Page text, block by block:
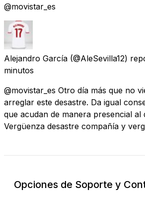
@movistar_es
Alejandro García (@AleSevilla12)
minutos
@movistar_es Otro día más que no
arreglar este desastre. Da igual
que acudan de manera presencial al
Vergüenza desastre compañía y
Opciones de Soporte y